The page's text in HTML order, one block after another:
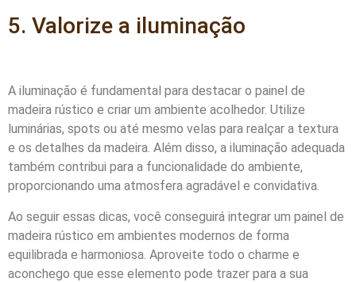
5. Valorize a iluminação
A iluminação é fundamental para destacar o painel de
madeira rústico e criar um ambiente acolhedor. Utilize
luminárias, spots ou até mesmo velas para realçar a textura
e os detalhes da madeira. Além disso, a iluminação adequada
também contribui para a funcionalidade do ambiente,
proporcionando uma atmosfera agradável e convidativa.
Ao seguir essas dicas, você conseguirá integrar um painel de
madeira rústico em ambientes modernos de forma
equilibrada e harmoniosa. Aproveite todo o charme e
aconchego que esse elemento pode trazer para a sua